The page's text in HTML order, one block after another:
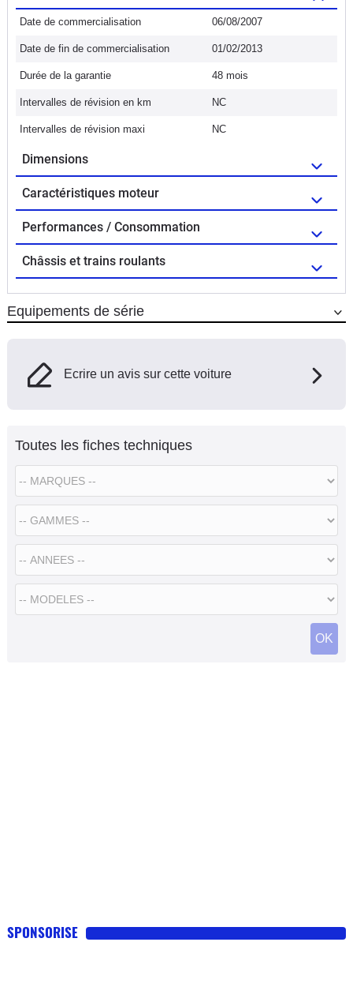
Date de commercialisation 06/08/2007
Date de fin de commercialisation 01/02/2013
Durée de la garantie 48 mois
Intervalles de révision en km NC
Intervalles de révision maxi NC
Dimensions
Caractéristiques moteur
Performances / Consommation
Châssis et trains roulants
Equipements de série
Ecrire un avis sur cette voiture
Toutes les fiches techniques
SPONSORISE